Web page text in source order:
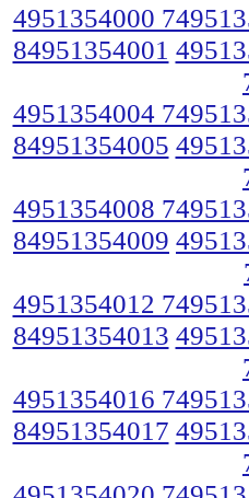
4951354000
84951354001
4951354004
84951354005
4951354008
84951354009
4951354012
84951354013
4951354016
84951354017